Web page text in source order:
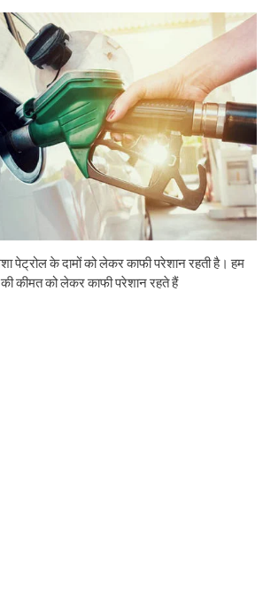
पेट्रोल के दामों को लेकर काफी परेशान रहती है। हम
कीमत को लेकर काफी परेशान रहते हैं